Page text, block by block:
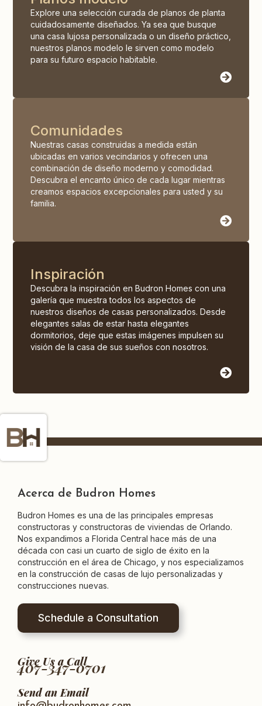
Explore una selección curada de planos de planta
cuidadosamente diseñados. Ya sea que busque
una casa lujosa personalizada o un diseño práctico,
nuestros planos modelo le sirven como modelo
para su futuro espacio habitable.
Comunidades
Nuestras casas construidas a medida están
ubicadas en varios vecindarios y ofrecen una
combinación de diseño moderno y comodidad.
Descubra el encanto único de cada lugar mientras
creamos espacios excepcionales para usted y su
familia.
Inspiración
Descubra la inspiración en Budron Homes con una
galería que muestra todos los aspectos de
nuestros diseños de casas personalizados. Desde
elegantes salas de estar hasta elegantes
dormitorios, deje que estas imágenes impulsen su
visión de la casa de sus sueños con nosotros.
Acerca de Budron Homes
Budron Homes es una de las principales empresas
constructoras y constructoras de viviendas de Orlando.
Nos expandimos a Florida Central hace más de una
década con casi un cuarto de siglo de éxito en la
construcción en el área de Chicago, y nos especializamos
en la construcción de casas de lujo personalizadas y
construcciones nuevas.
Schedule a Consultation
Give Us a Call
407-347-0701
Send an Email